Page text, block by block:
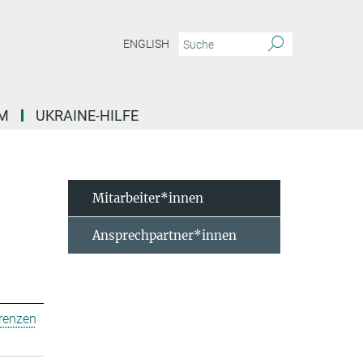
ENGLISH
UKRAINE-HILFE
Mitarbeiter*innen
Ansprechpartner*innen